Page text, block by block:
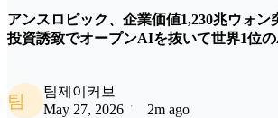
アンスロピック、企業価値1,230兆ウォ
投資誘致でオープンAIを抜いて世界1位
팀
팀제이커브
May 27, 2026
2m ago